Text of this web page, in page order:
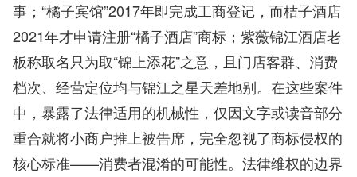
事；“橘子宾馆”2017年即完成工商登记，而桔子酒店
2021年才申请注册“橘子酒店”商标；紫薇锦江酒店老
板称取名只为取“锦上添花”之意，且门店客群、消费
档次、经营定位均与锦江之星天差地别。在这些案件
中，暴露了法律适用的机械性，仅因文字或读音部分
重合就将小商户推上被告席，完全忽视了商标侵权的
核心标准——消费者混淆的可能性。法律维权的边界